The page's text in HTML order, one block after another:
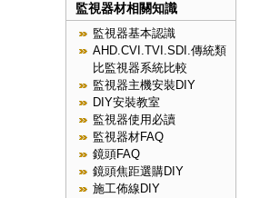
監視器材相關知識
監視器基本認識
AHD.CVI.TVI.SDI.傳統類
比監視器系統比較
監視器主機安裝DIY
DIY安裝教室
監視器使用必讀
監視器材FAQ
鏡頭FAQ
鏡頭焦距選購DIY
施工佈線DIY